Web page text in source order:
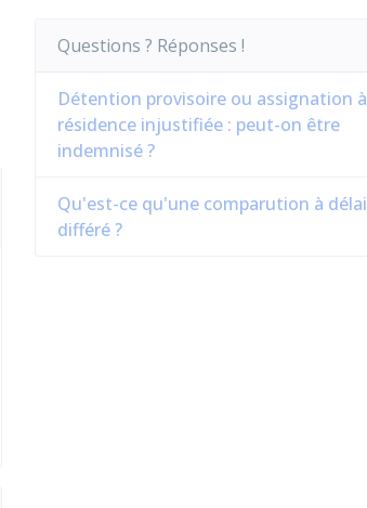
Questions ? Réponses !
Détention provisoire ou assignation à
résidence injustifiée : peut-on être
indemnisé ?
Qu'est-ce qu'une comparution à délai
différé ?